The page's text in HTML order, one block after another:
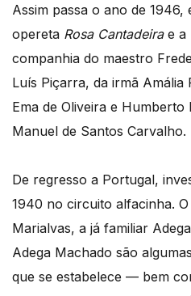
Assim passa o ano de 1946,
opereta Rosa Cantadeirae a
companhia do maestro
Luís Piçarra, da irmã Amália
Ema de Oliveira e
Manuel de Santos Carvalho.
De regresso a Portugal,
1940 no circuito alfacinha.
Marialvas, a já familiar
Adega Machado são
que se estabelece — bem